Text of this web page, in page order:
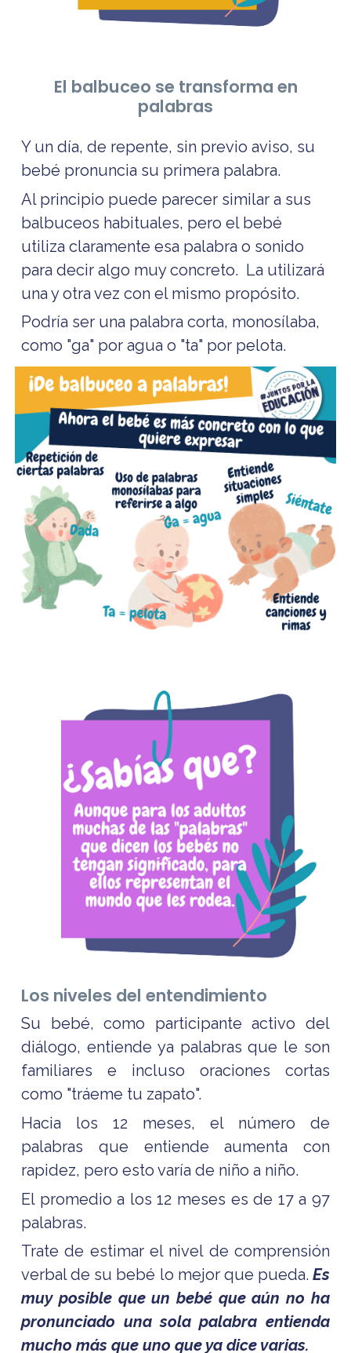
El balbuceo se transforma en
palabras
Y un día, de repente, sin previo aviso, su
bebé pronuncia su primera palabra.
Al principio puede parecer similar a sus
balbuceos habituales, pero el bebé
utiliza claramente esa palabra o sonido
para decir algo muy concreto. La utilizará
una y otra vez con el mismo propósito.
Podría ser una palabra corta, monosílaba,
como "ga" por agua o "ta" por pelota.
Los niveles del entendimiento
Su bebé, como participante activo del
diálogo, entiende ya palabras que le son
familiares e incluso oraciones cortas
como "tráeme tu zapato".
Hacia los 12 meses, el número de
palabras que entiende aumenta con
rapidez, pero esto varía de niño a niño.
El promedio a los 12 meses es de 17 a 97
palabras.
Trate de estimar el nivel de comprensión
verbal de su bebé lo mejor que pueda. Es
muy posible que un bebé que aún no ha
pronunciado una sola palabra entienda
mucho más que uno que ya dice varias.